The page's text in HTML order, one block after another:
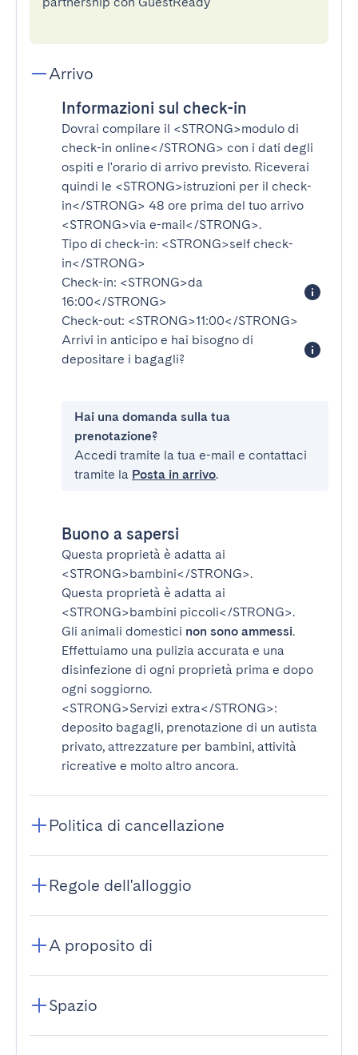
Arrivo
Informazioni sul check-in
Dovrai compilare il <STRONG>modulo di
check-in online</STRONG> con i dati degli
ospiti e l'orario di arrivo previsto. Riceverai
quindi le <STRONG>istruzioni per il check-
in</STRONG> 48 ore prima del tuo arrivo
<STRONG>via e-mail</STRONG>.
Tipo di check-in: <STRONG>self check-
in</STRONG>
Check-in: <STRONG>da
16:00</STRONG>
Check-out: <STRONG>11:00</STRONG>
Arrivi in anticipo e hai bisogno di
depositare i bagagli?
Hai una domanda sulla tua
prenotazione?
Accedi tramite la tua e-mail e contattaci
tramite la Posta in arrivo.
Buono a sapersi
Questa proprietà è adatta ai
<STRONG>bambini</STRONG>.
Questa proprietà è adatta ai
<STRONG>bambini piccoli</STRONG>.
Gli animali domestici non sono ammessi.
Effettuiamo una pulizia accurata e una
disinfezione di ogni proprietà prima e dopo
ogni soggiorno.
<STRONG>Servizi extra</STRONG>:
deposito bagagli, prenotazione di un autista
privato, attrezzature per bambini, attività
ricreative e molto altro ancora.
Politica di cancellazione
Regole dell'alloggio
A proposito di
Spazio